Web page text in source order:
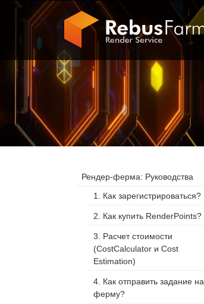
Рендер-ферма: Руководства
1. Как зарегистрироваться?
2. Как купить RenderPoints?
3. Расчет стоимости
(CostCalculator и Cost
Estimation)
4. Как отправить задание на
ферму?